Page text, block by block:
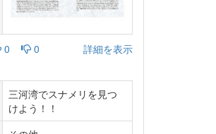
0 0 詳細を表示
三河湾でスナメリを見つ
けよう！！